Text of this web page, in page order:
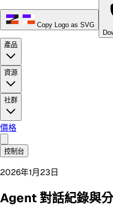
Copy Logo as SVG
產品
資源
社群
價格
控制台
2026年1月23日
Agent 對話紀錄與